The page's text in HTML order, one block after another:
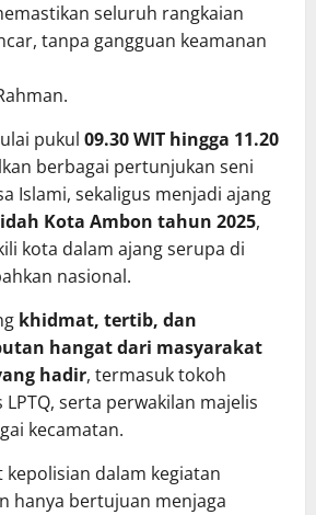
seluruh rangkaian
tanpa gangguan keamanan
pukul 09.30 WIT hingga 11.20
berbagai pertunjukan seni
Islami, sekaligus menjadi ajang
Kota Ambon tahun 2025,
kota dalam ajang serupa di
nasional.
khidmat, tertib, dan
hangat dari masyarakat
hadir, termasuk tokoh
serta perwakilan majelis
kecamatan.
dalam kegiatan
hanya bertujuan menjaga